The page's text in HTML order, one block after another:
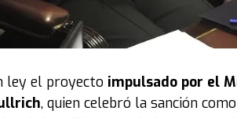
ley el proyecto impulsado por el
, quien celebró la sanción